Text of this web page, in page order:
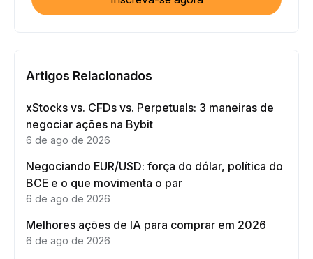
Artigos Relacionados
xStocks vs. CFDs vs. Perpetuals: 3 maneiras de
negociar ações na Bybit
6 de ago de 2026
Negociando EUR/USD: força do dólar, política do
BCE e o que movimenta o par
6 de ago de 2026
Melhores ações de IA para comprar em 2026
6 de ago de 2026